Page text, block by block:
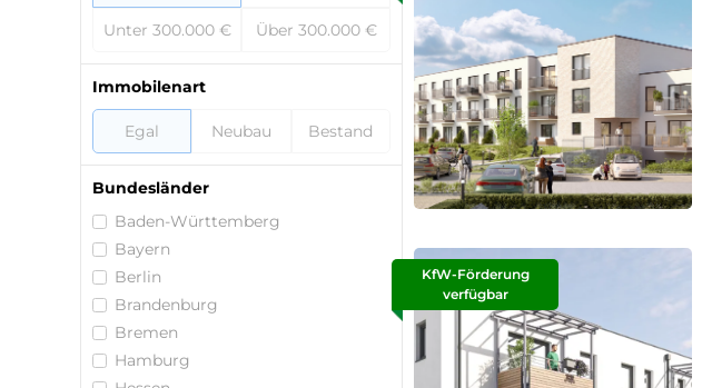
Unter 300.000 € Über 300.000 €
Immobilenart
Egal Neubau Bestand
Bundesländer
Baden-Württemberg
Bayern
Berlin
Brandenburg
Bremen
Hamburg
KfW-Förderung
verfügbar